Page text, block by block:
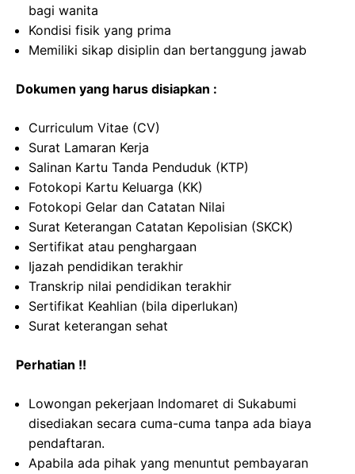
bagi wanita
Kondisi fisik yang prima
Memiliki sikap disiplin dan bertanggung jawab
Dokumen yang harus disiapkan :
Curriculum Vitae (CV)
Surat Lamaran Kerja
Salinan Kartu Tanda Penduduk (KTP)
Fotokopi Kartu Keluarga (KK)
Fotokopi Gelar dan Catatan Nilai
Surat Keterangan Catatan Kepolisian (SKCK)
Sertifikat atau penghargaan
Ijazah pendidikan terakhir
Transkrip nilai pendidikan terakhir
Sertifikat Keahlian (bila diperlukan)
Surat keterangan sehat
Perhatian !!
Lowongan pekerjaan Indomaret di Sukabumi
disediakan secara cuma-cuma tanpa ada biaya
pendaftaran.
Apabila ada pihak yang menuntut pembayaran